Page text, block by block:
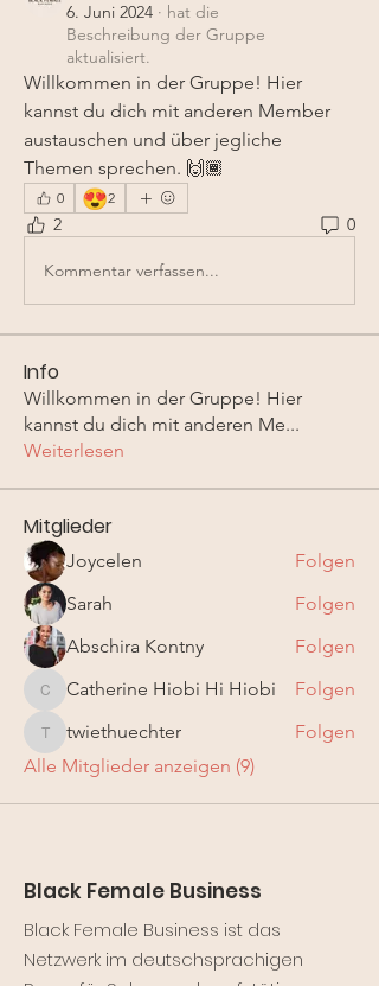
6. Juni 2024 · hat die
Beschreibung der Gruppe
aktualisiert.
Willkommen in der Gruppe! Hier
kannst du dich mit anderen Member
austauschen und über jegliche
Themen sprechen. 🙌🏾
0 😍2
2 0
Kommentar verfassen...
Info
Willkommen in der Gruppe! Hier
kannst du dich mit anderen Me...
Weiterlesen
Mitglieder
Joycelen
Folgen
Sarah
Folgen
Abschira Kontny
Folgen
Catherine Hiobi Hi Hiobi
Catherine Hiobi Hi Hiobi Folgen
twiethuechter
twiethuechter
Folgen
Alle Mitglieder anzeigen (9)
Black Female Business
Black Female Business ist das
Netzwerk im deutschsprachigen